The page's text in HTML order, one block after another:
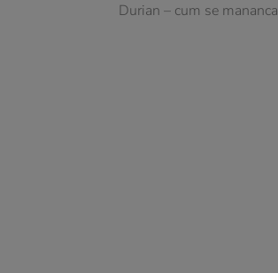
Durian – cum se mananca